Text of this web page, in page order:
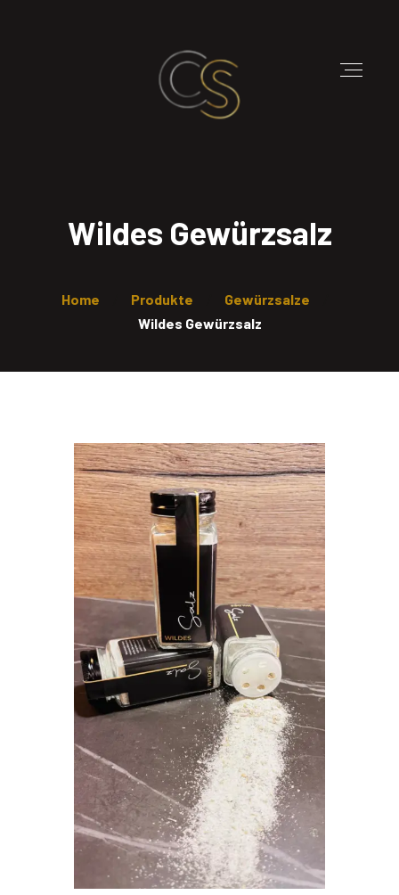
Wildes Gewürzsalz
Home Produkte
Gewürzsalze
Wildes Gewürzsalz